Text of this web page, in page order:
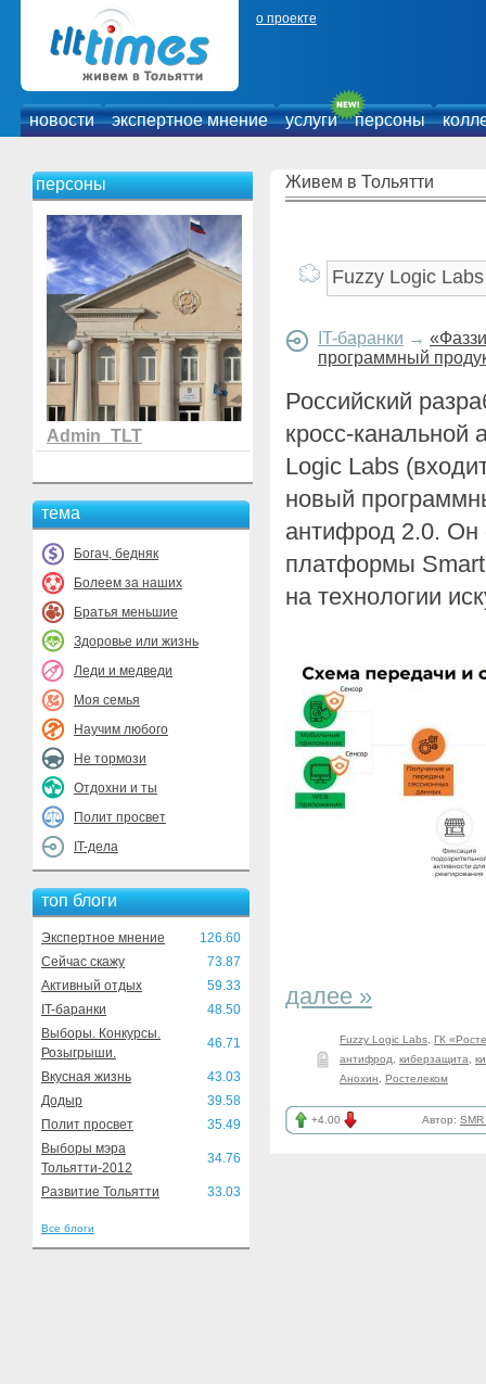
о проекте
новости экспертное мнение услуги персоны
персоны
Admin_TLT
тема
Богач, бедняк
Болеем за наших
Братья меньшие
Здоровье или жизнь
Леди и медведи
Моя семья
Научим любого
Не тормози
Отдохни и ты
Полит просвет
IT-дела
топ блоги
Экспертное мнение
126.60
Сейчас скажу
73.87
Активный отдых
59.33
IT-баранки
48.50
Выборы. Конкурсы.
Розыгрыши.
46.71
Вкусная жизнь
43.03
Додыр
39.58
Полит просвет
35.49
Выборы мэра
Тольятти-2012
34.76
Развитие Тольятти 33.03
Все блоги
Живем в Тольятти
IT-баранки →
программный
Российский
кросс-
Logic Labs
новый
антифрод 2.0. Он
платформы Smart
на технологии
далее »
Fuzzy Logic Labs ГК
антифрод
киберзащита
Анохин
Ростелеком
+4.00 Автор: